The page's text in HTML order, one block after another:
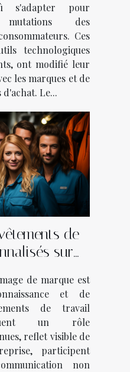
s'adapter pour
des
Ces
technologiques
ont modifié leur
les marques et de
Le...
de
sur
d'activité
de marque est
et de
de travail
un rôle
reflet visible de
participent
non